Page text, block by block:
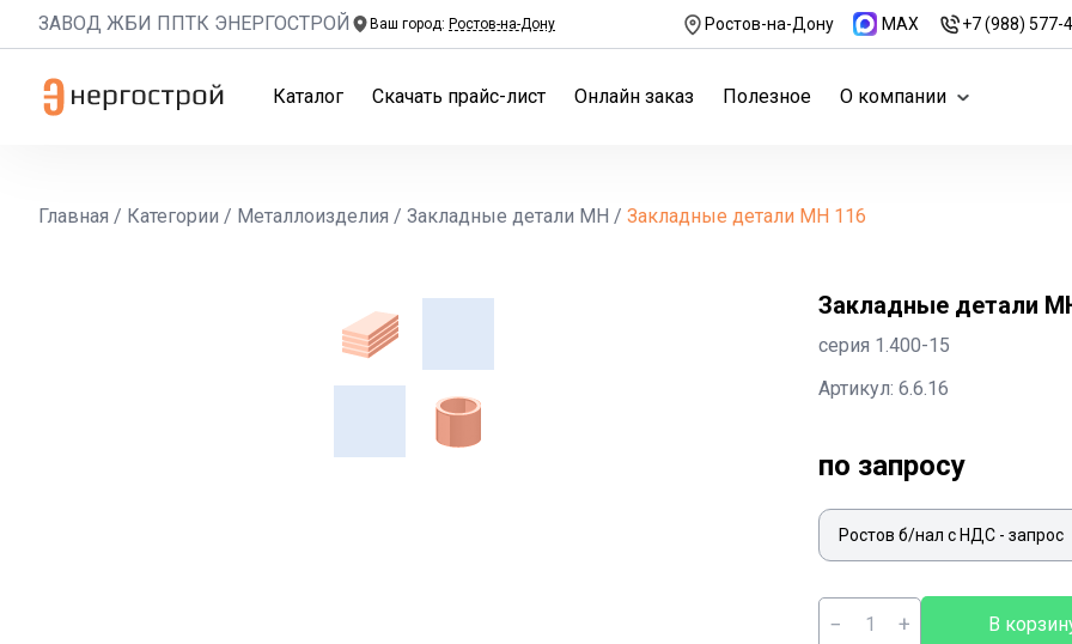
ЗАВОД ЖБИ ППТК ЭНЕРГОСТРОЙ Ваш город: Ростов-на-Дону Ростов-на-Дону MAX +7 (988) 577-
Каталог Скачать прайс-лист Онлайн заказ Полезное О компании
Главная / Категории / Металлоизделия / Закладные детали МН / Закладные детали МН 116
Закладные детали
серия 1.400-15
Артикул: 6.6.16
по запросу
− + В